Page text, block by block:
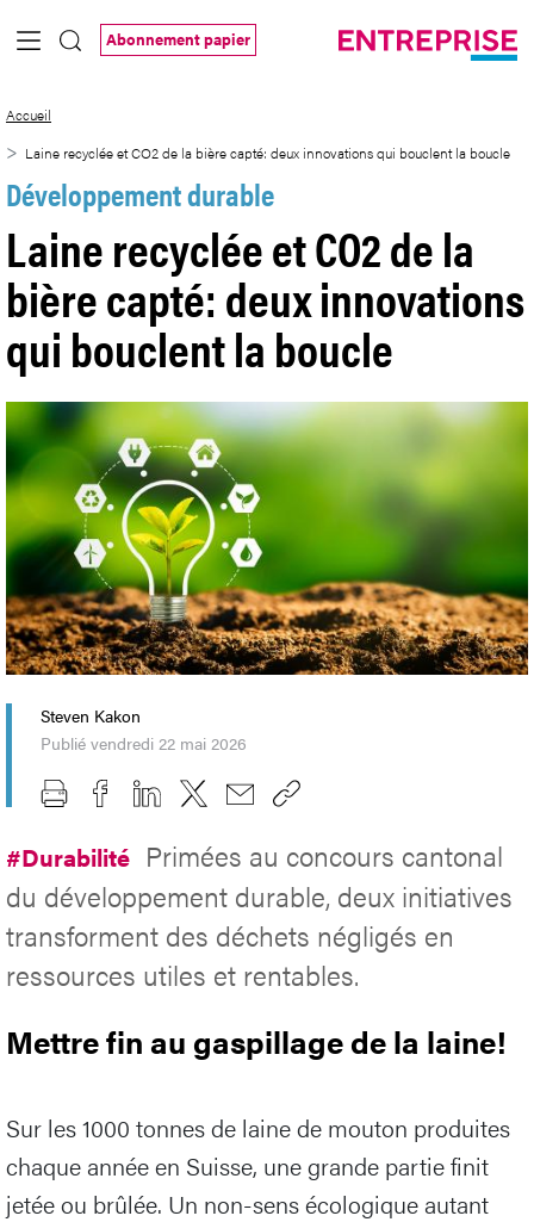
Saut au contenu principal
Abonnement papier
Accueil
Laine recyclée et CO2 de la bière capté: deux innovations qui bouclent la boucle
Développement durable
Laine recyclée et CO2 de la
bière capté: deux innovations
qui bouclent la boucle
Steven Kakon
Publié vendredi 22 mai 2026
#Durabilité Primées au concours cantonal
du développement durable, deux initiatives
transforment des déchets négligés en
ressources utiles et rentables.
Mettre fin au gaspillage de la laine!
Sur les 1000 tonnes de laine de mouton produites
chaque année en Suisse, une grande partie finit
jetée ou brûlée. Un non-sens écologique autant